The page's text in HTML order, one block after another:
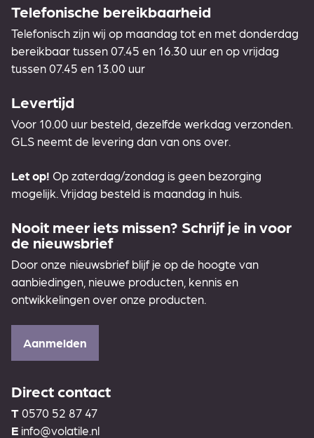
Telefonische bereikbaarheid
Telefonisch zijn wij op maandag tot en met donderdag
bereikbaar tussen 07.45 en 16.30 uur en op vrijdag
tussen 07.45 en 13.00 uur
Levertijd
Voor 10.00 uur besteld, dezelfde werkdag verzonden.
GLS neemt de levering dan van ons over.
Let op! Op zaterdag/zondag is geen bezorging
mogelijk. Vrijdag besteld is maandag in huis.
Nooit meer iets missen? Schrijf je in voor
de nieuwsbrief
Door onze nieuwsbrief blijf je op de hoogte van
aanbiedingen, nieuwe producten, kennis en
ontwikkelingen over onze producten.
Aanmelden
Direct contact
T 0570 52 87 47
E info@volatile.nl